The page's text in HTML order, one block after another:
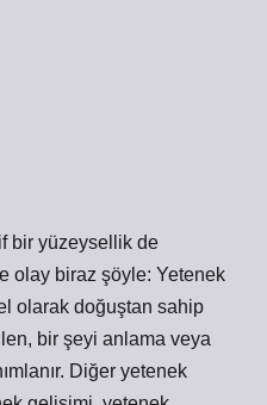
bir yüzeysellik de
olay biraz şöyle: Yetenek
olarak doğuştan sahip
bir şeyi anlama veya
Diğer yetenek